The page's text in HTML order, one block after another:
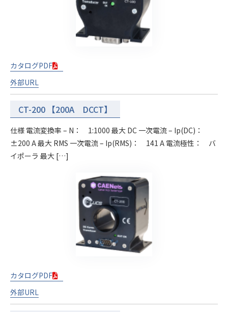
カタログPDF
外部URL
CT-200 【200A DCCT】
仕様 電流変換率 – N： 1:1000 最大 DC 一次電流 – Ip(DC)：
±200 A 最大 RMS 一次電流 – Ip(RMS)： 141 A 電流極性： バ
イポーラ 最大 […]
カタログPDF
外部URL